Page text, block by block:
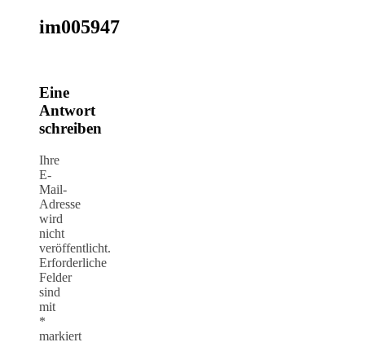
im005947
Eine
Antwort
schreiben
Ihre
E-
Mail-
Adresse
wird
nicht
veröffentlicht.
Erforderliche
Felder
sind
mit
*
markiert